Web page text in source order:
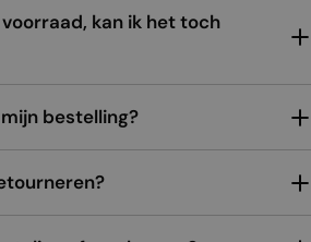
kan ik het toch
bestelling?